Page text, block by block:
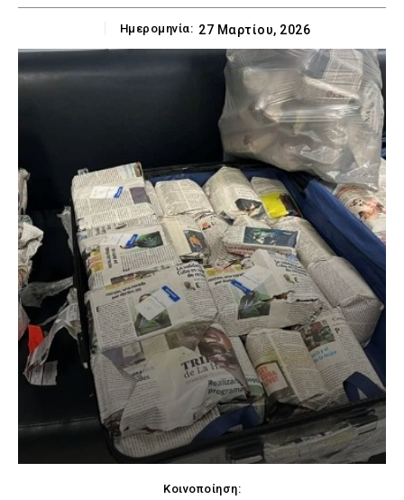
Ημερομηνία: 27 Μαρτίου, 2026
Κοινοποίηση: